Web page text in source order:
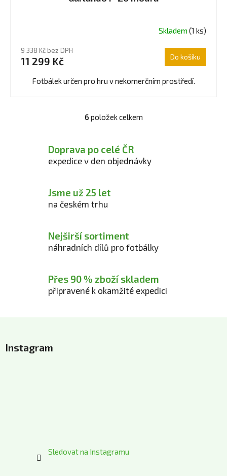
produktu
je
Skladem(1 ks)
9 338 Kč bez DPH
11 299 Kč Do košíku
Fotbálek určen pro hru v nekomerčním prostředí.
O
l
á
d
v
k
ý
p
6 položek celkem
Doprava po celé ČR
expedice v den objednávky
Jsme už 25 let
na českém trhu
Nejširší sortiment
náhradních dílů pro fotbálky
Přes 90 % zboží skladem
připravené k okamžité expedici
pInstagram
Sledovat na Instagramu